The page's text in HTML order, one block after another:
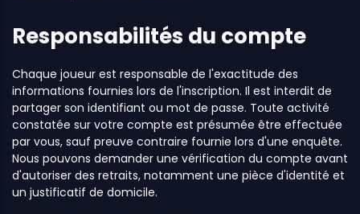
Responsabilités du compte
Chaque joueur est responsable de l'exactitude des
informations fournies lors de l'inscription. Il est interdit de
partager son identifiant ou mot de passe. Toute activité
constatée sur votre compte est présumée être effectuée
par vous, sauf preuve contraire fournie lors d'une enquête.
Nous pouvons demander une vérification du compte avant
d'autoriser des retraits, notamment une pièce d'identité et
un justificatif de domicile.